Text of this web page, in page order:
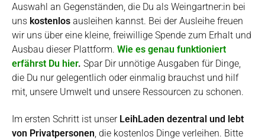
Auswahl an Gegenständen, die Du als Weingartner:in bei
uns kostenlos ausleihen kannst. Bei der Ausleihe freuen
wir uns über eine kleine, freiwillige Spende zum Erhalt und
Ausbau dieser Plattform. Wie es genau funktioniert
erfährst Du hier. Spar Dir unnötige Ausgaben für Dinge,
die Du nur gelegentlich oder einmalig brauchst und hilf
mit, unsere Umwelt und unsere Ressourcen zu schonen.
Im ersten Schritt ist unser LeihLaden dezentral und lebt
von Privatpersonen, die kostenlos Dinge verleihen. Bitte